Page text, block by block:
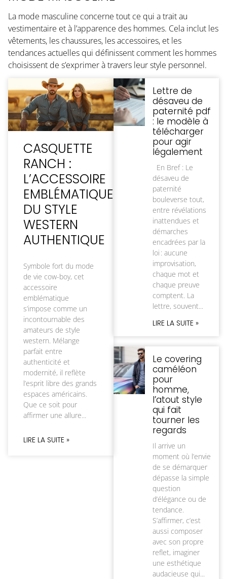
La mode masculine concerne tout ce qui a trait au
vestimentaire et à l’apparence des hommes. Cela inclut les
vêtements, les chaussures, les accessoires, et les
tendances actuelles qui définissent comment les hommes
choisissent de s’exprimer à travers leur style personnel.
CASQUETTE
RANCH :
L’ACCESSOIRE
EMBLÉMATIQUE
DU STYLE
WESTERN
AUTHENTIQUE
Symbole fort du mode
de vie cow-boy, cet
accessoire
emblématique
s’impose comme un
incontournable des
amateurs de style
western. Mélange
parfait entre
authenticité et
modernité, il reflète
l’esprit libre des grands
espaces américains.
Que ce soit pour
affirmer une allure
LIRE LA SUITE »
Lettre de
désaveu de
paternité pdf
: le modèle à
télécharger
pour agir
légalement
En Bref : Le
désaveu de
paternité
bouleverse tout,
entre révélations
inattendues et
démarches
encadrées par la
loi : aucune
improvisation,
chaque mot et
chaque preuve
comptent. La
lettre, souvent
LIRE LA SUITE »
Le covering
caméléon
pour
homme,
l’atout style
qui fait
tourner les
regards
Il arrive un
moment où l’envie
de se démarquer
dépasse la simple
question
d’élégance ou de
tendance.
S’affirmer, c’est
aussi composer
avec son propre
reflet, imaginer
une esthétique
audacieuse qui